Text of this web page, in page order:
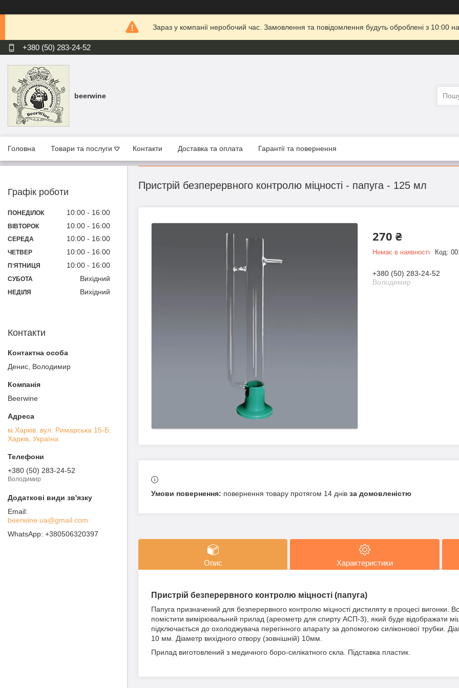
Зараз у компанії неробочий час. Замовлення та повідомлення будуть оброблені з 10:00
+380 (50) 283-24-52
beerwine
Головна Товари та послуги Контакти Доставка та оплата Гарантії та повернення
Пристрій безперервного контролю міцності - папуга - 125 мл
270 ₴
Немає в наявності Код:
+380 (50) 283-24-52
Володимир
повернення товару протягом 14 днів за домовленістю
Опис Характеристики
Пристрій безперервного контролю міцності (папуга)
Папуга призначений для безперервного контролю міцності дистиляту в процесі вигонки.
помістити вимірювальний прилад (ареометр для спирту АСП-3), який буде відображати
підключається до охолоджувача перегінного апарату за допомогою силіконової трубки.
10 мм. Діаметр вихідного отвору (зовнішній) 10мм.
Прилад виготовлений з медичного боро-силікатного скла. Підставка пластик.
Графік роботи
ПОНЕДІЛОК 10:00 16:00
ВІВТОРОК 10:00 16:00
СЕРЕДА 10:00 16:00
ЧЕТВЕР 10:00 16:00
ПʼЯТНИЦЯ 10:00 16:00
СУБОТА Вихідний
НЕДІЛЯ Вихідний
Контакти
Денис, Володимир
Beerwine
м.Харків. вул. Римарська 15-Б,
Харків, Україна
+380 (50) 283-24-52
Володимир
beerwine.ua@gmail.com
+380506320397